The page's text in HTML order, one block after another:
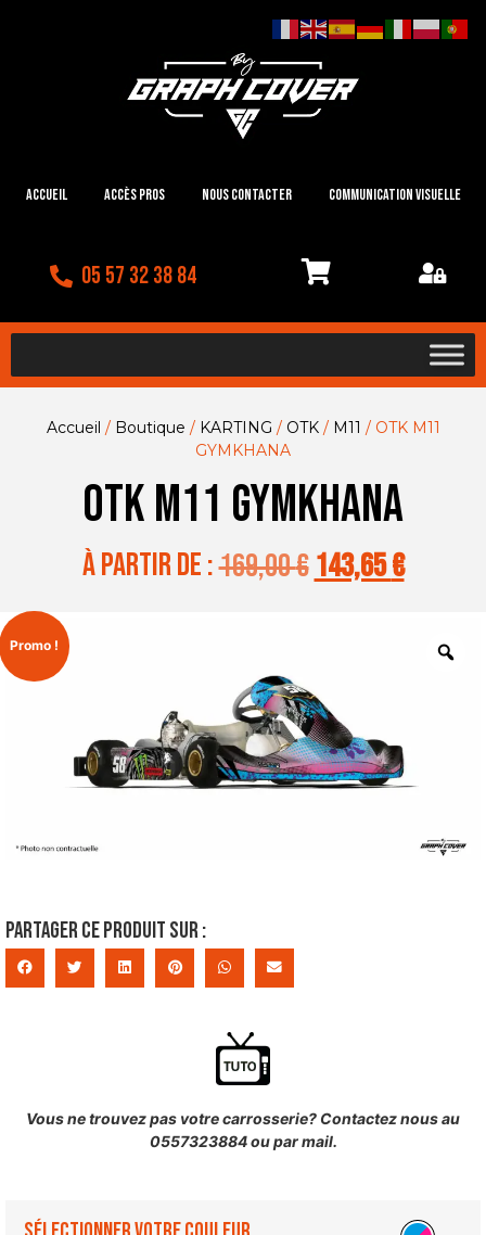
Accueil Accès Pros Nous contacter Communication visuelle
05 57 32 38 84
Accueil / Boutique / KARTING / OTK/ M11 / OTK M11
GYMKHANA
OTK M11 GYMKHANA
à partir de :169,00€ 143,65€
Promo !
Partager ce produit sur :
Vous ne trouvez pas votre carrosserie? Contactez nous au
0557323884 ou par mail.